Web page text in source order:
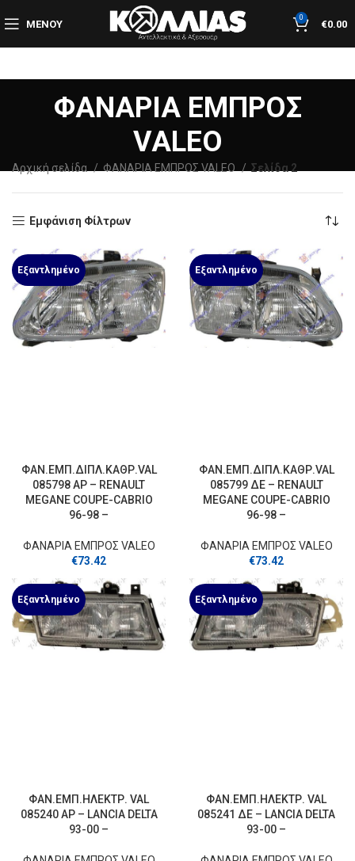
ΜΕΝΟΎ
0
€0.00
ΦΑΝΑΡΙΑ ΕΜΠΡΟΣ
VALEO
Αρχική σελίδα ΦΑΝΑΡΙΑ ΕΜΠΡΟΣ VALEO Σελίδα 2
Εμφάνιση Φίλτρων
Εξαντλημένο
ΦΑΝ.ΕΜΠ.ΔΙΠΛ.ΚΑΘΡ.VAL
085798 ΑΡ – RENAULT
MEGANE COUPE-CABRIO
96-98 –
ΦΑΝΑΡΙΑ ΕΜΠΡΟΣ VALEO
€73.42
Εξαντλημένο
ΦΑΝ.ΕΜΠ.ΔΙΠΛ.ΚΑΘΡ.VAL
085799 ΔΕ – RENAULT
MEGANE COUPE-CABRIO
96-98 –
ΦΑΝΑΡΙΑ ΕΜΠΡΟΣ VALEO
€73.42
Εξαντλημένο
ΦΑΝ.ΕΜΠ.ΗΛΕΚΤΡ. VAL
085240 ΑΡ – LANCIA DELTA
93-00 –
Εξαντλημένο
ΦΑΝ.ΕΜΠ.ΗΛΕΚΤΡ. VAL
085241 ΔΕ – LANCIA DELTA
93-00 –